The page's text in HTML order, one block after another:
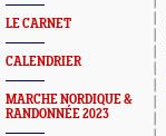
LE CARNET
CALENDRIER
MARCHE NORDIQUE &
RANDONNÉE 2023